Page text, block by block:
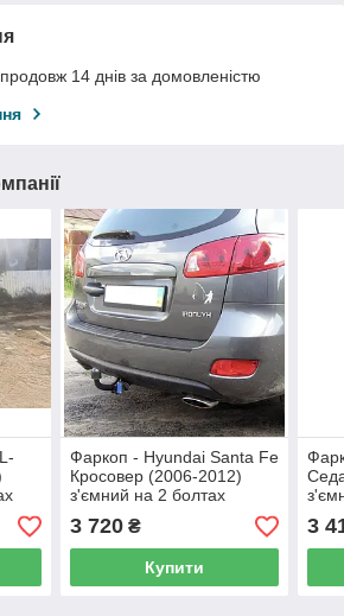
14 днів за домовленістю
Фаркоп - Hyundai Santa Fe
Кросовер (2006-2012)
з'ємний на 2 болтах
3 720₴
Купити
3